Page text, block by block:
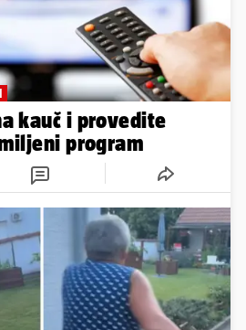
kauč i provedite
program